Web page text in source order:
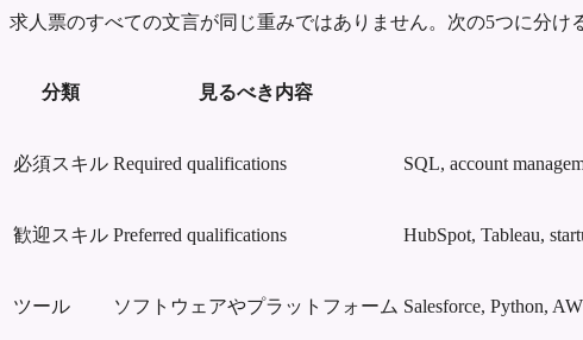
求人票のすべての文言が同じ重みではありません。次の5つに分け
分類 見るべき内容
必須スキル Required qualifications SQL, account
歓迎スキル Preferred qualifications HubSpot, Tableau,
ツール ソフトウェアやプラットフォーム Salesforce, Python,